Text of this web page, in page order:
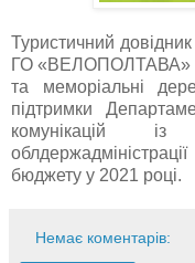
Туристичний
ГО «ВЕЛОПОЛТАВА» в
та меморіальні
підтримки
комунікацій із
бюджету у 2021 році.
Немає коментарів: